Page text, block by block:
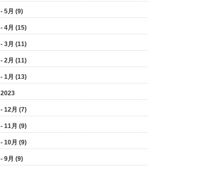
- 5月 (9)
- 4月 (15)
- 3月 (11)
- 2月 (11)
- 1月 (13)
2023
- 12月 (7)
- 11月 (9)
- 10月 (9)
- 9月 (9)